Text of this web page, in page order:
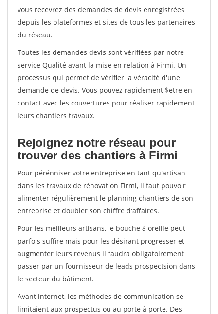
vous recevrez des demandes de devis enregistrées
depuis les plateformes et sites de tous les partenaires
du réseau.
Toutes les demandes devis sont vérifiées par notre
service Qualité avant la mise en relation à Firmi. Un
processus qui permet de vérifier la véracité d'une
demande de devis. Vous pouvez rapidement $etre en
contact avec les couvertures pour réaliser rapidement
leurs chantiers travaux.
Rejoignez notre réseau pour
trouver des chantiers à Firmi
Pour pérénniser votre entreprise en tant qu'artisan
dans les travaux de rénovation Firmi, il faut pouvoir
alimenter régulièrement le planning chantiers de son
entreprise et doubler son chiffre d'affaires.
Pour les meilleurs artisans, le bouche à oreille peut
parfois suffire mais pour les désirant progresser et
augmenter leurs revenus il faudra obligatoirement
passer par un fournisseur de leads prospectsion dans
le secteur du bâtiment.
Avant internet, les méthodes de communication se
limitaient aux prospectus ou au porte à porte. Des